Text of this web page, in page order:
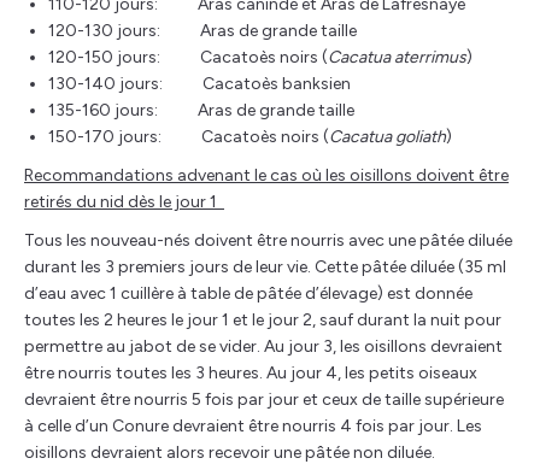
110-120 jours: Aras canindé et Aras de Lafresnaye
120-130 jours: Aras de grande taille
120-150 jours: Cacatoès noirs (Cacatua aterrimus)
130-140 jours: Cacatoès banksien
135-160 jours: Aras de grande taille
150-170 jours: Cacatoès noirs (Cacatua goliath)
Recommandations advenant le cas où les oisillons doivent être
retirés du nid dès le jour 1
Tous les nouveau-nés doivent être nourris avec une pâtée diluée
durant les 3 premiers jours de leur vie. Cette pâtée diluée (35 ml
d’eau avec 1 cuillère à table de pâtée d’élevage) est donnée
toutes les 2 heures le jour 1 et le jour 2, sauf durant la nuit pour
permettre au jabot de se vider. Au jour 3, les oisillons devraient
être nourris toutes les 3 heures. Au jour 4, les petits oiseaux
devraient être nourris 5 fois par jour et ceux de taille supérieure
à celle d’un Conure devraient être nourris 4 fois par jour. Les
oisillons devraient alors recevoir une pâtée non diluée.